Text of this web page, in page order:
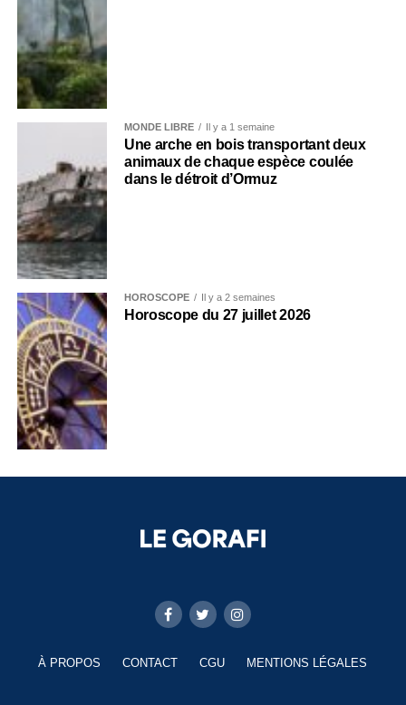
MONDE LIBRE Il y a 1 semaine
Une arche en bois transportant deux
animaux de chaque espèce coulée
dans le détroit d’Ormuz
HOROSCOPE Il y a 2 semaines
Horoscope du 27 juillet 2026
À PROPOS CONTACT CGU MENTIONS LÉGALES